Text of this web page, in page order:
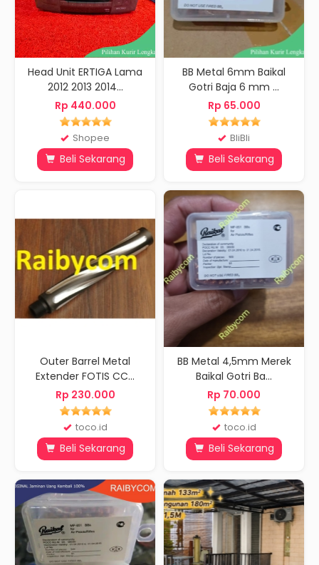
Head Unit ERTIGA Lama
2012 2013 2014...
Rp 440.000
Shopee
Beli Sekarang
BB Metal 6mm Baikal
Gotri Baja 6 mm ...
Rp 65.000
BliBli
Beli Sekarang
Outer Barrel Metal
Extender FOTIS CC...
Rp 230.000
toco.id
Beli Sekarang
BB Metal 4,5mm Merek
Baikal Gotri Ba...
Rp 70.000
toco.id
Beli Sekarang